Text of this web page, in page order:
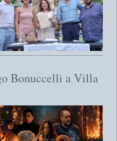
Bonuccelli a Villa